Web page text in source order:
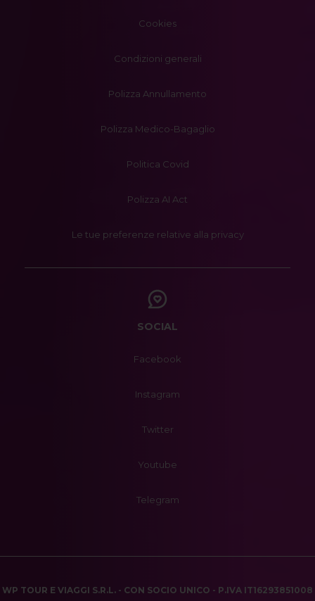
Cookies
Condizioni generali
Polizza Annullamento
Polizza Medico-Bagaglio
Politica Covid
Polizza AI Act
Le tue preferenze relative alla privacy
SOCIAL
Facebook
Instagram
Twitter
Youtube
Telegram
WP TOUR E VIAGGI S.R.L. - CON SOCIO UNICO - P.IVA IT16293851008